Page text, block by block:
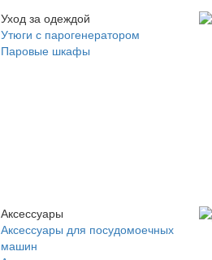
Уход за одеждой
Утюги с парогенератором
Паровые шкафы
Аксессуары
Аксессуары для посудомоечных
машин